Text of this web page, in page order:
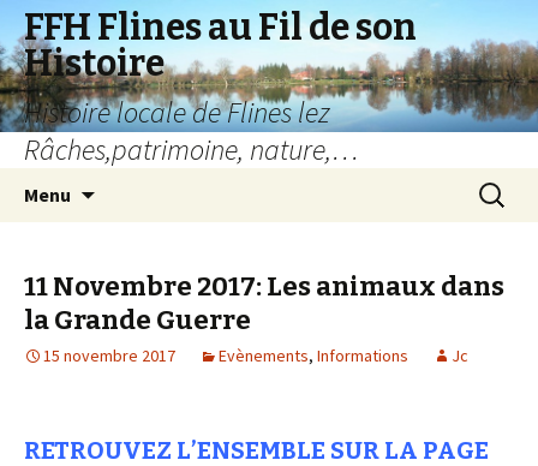
FFH Flines au Fil de son
Histoire
Histoire locale de Flines lez
Râches,patrimoine, nature,…
Menu
11 Novembre 2017: Les animaux dans
la Grande Guerre
15 novembre 2017 Evènements, Informations Jc
RETROUVEZ L’ENSEMBLE SUR LA PAGE